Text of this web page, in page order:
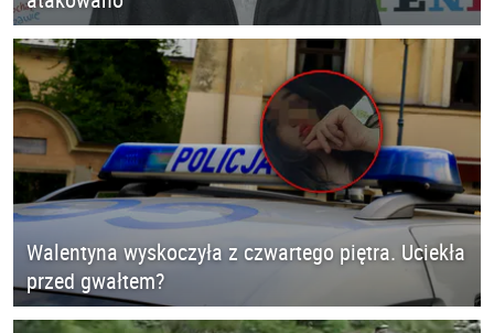
Walentyna wyskoczyła z czwartego piętra. Uciekła
przed gwałtem?